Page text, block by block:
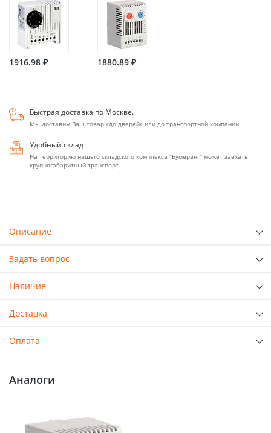
1916.98 ₽ 1880.89 ₽
Быстрая доставка по Москве.
Мы доставим Ваш товар «до дверей» или до транспортной компании
Удобный склад
На территорию нашего складского комплекса "Бумеранг" может заехать
крупногабаритный транспорт
Описание
Задать вопрос
Наличие
Доставка
Оплата
Аналоги